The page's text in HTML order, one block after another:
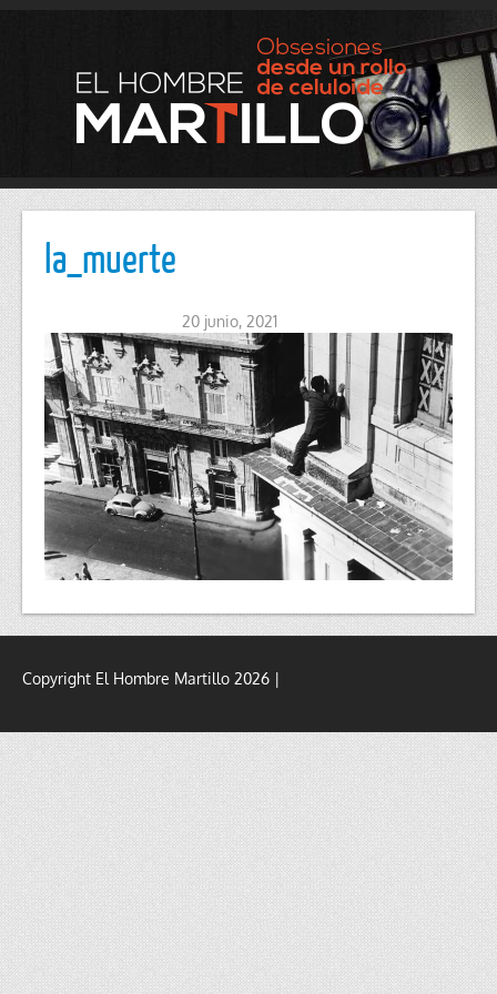
la_muerte
20 junio, 2021
Copyright El Hombre Martillo 2026 |